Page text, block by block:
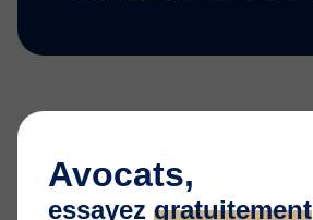
Avocats,
essayez gratuitement